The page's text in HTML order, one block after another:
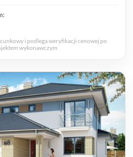
i podlega weryfikacji cenowej po
wykonawczym